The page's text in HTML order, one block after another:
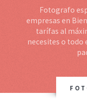
Fotografo
empresas en
tarífas al
necesites o todo